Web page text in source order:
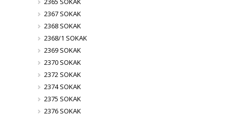
2367 SOKAK
2368 SOKAK
2368/1 SOKAK
2369 SOKAK
2370 SOKAK
2372 SOKAK
2374 SOKAK
2375 SOKAK
2376 SOKAK